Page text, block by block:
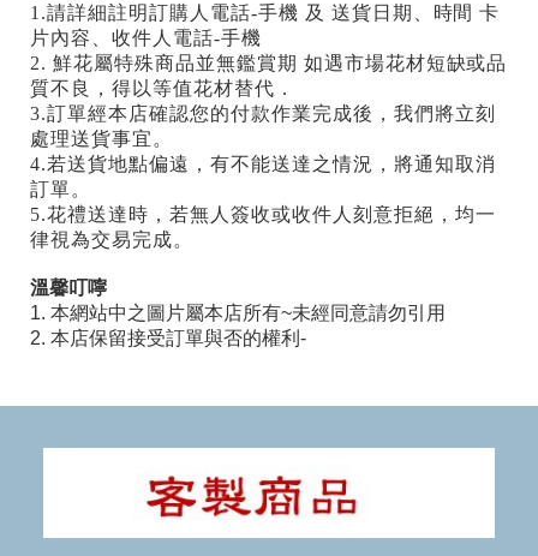
1.請詳細註明訂購人電話-手機 及 送貨日期、時間 卡
片內容、收件人電話-手機
2. 鮮花屬特殊商品並無鑑賞期 如遇市場花材短缺或品
質不良，得以等值花材替代．
3.訂單經本店確認您的付款作業完成後，我們將立刻
處理送貨事宜。
4.若送貨地點偏遠，有不能送達之情況，將通知取消
訂單。
5.花禮送達時，若無人簽收或收件人刻意拒絕，均一
律視為交易完成。
溫馨叮嚀
1. 本網站中之圖片屬本店所有~未經同意請勿引用
2. 本店保留接受訂單與否的權利-